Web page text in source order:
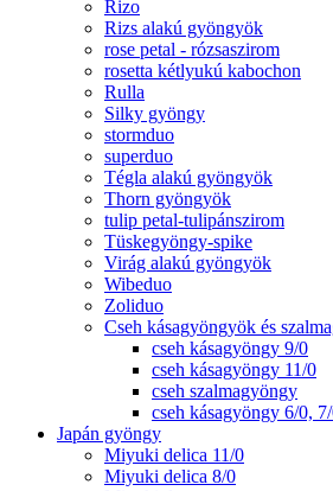
Rizo
Rizs alakú gyöngyök
rose petal - rózsaszirom
rosetta kétlyukú kabochon
Rulla
Silky gyöngy
stormduo
superduo
Tégla alakú gyöngyök
Thorn gyöngyök
tulip petal-tulipánszirom
Tüskegyöngy-spike
Virág alakú gyöngyök
Wibeduo
Zoliduo
Cseh kásagyöngyök és
cseh kásagyöngy 9/0
cseh kásagyöngy 11/0
cseh szalmagyöngy
cseh kásagyöngy 6/0,
Japán gyöngy
Miyuki delica 11/0
Miyuki delica 8/0